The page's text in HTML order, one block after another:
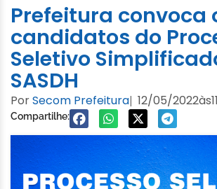
Prefeitura convoca
candidatos do
Seletivo
SASDH
PorSecom Prefeitura| 12/05/2022às
Compartilhe: